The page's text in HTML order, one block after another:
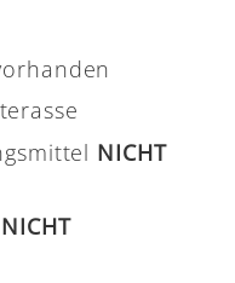
NICHT
NICHT